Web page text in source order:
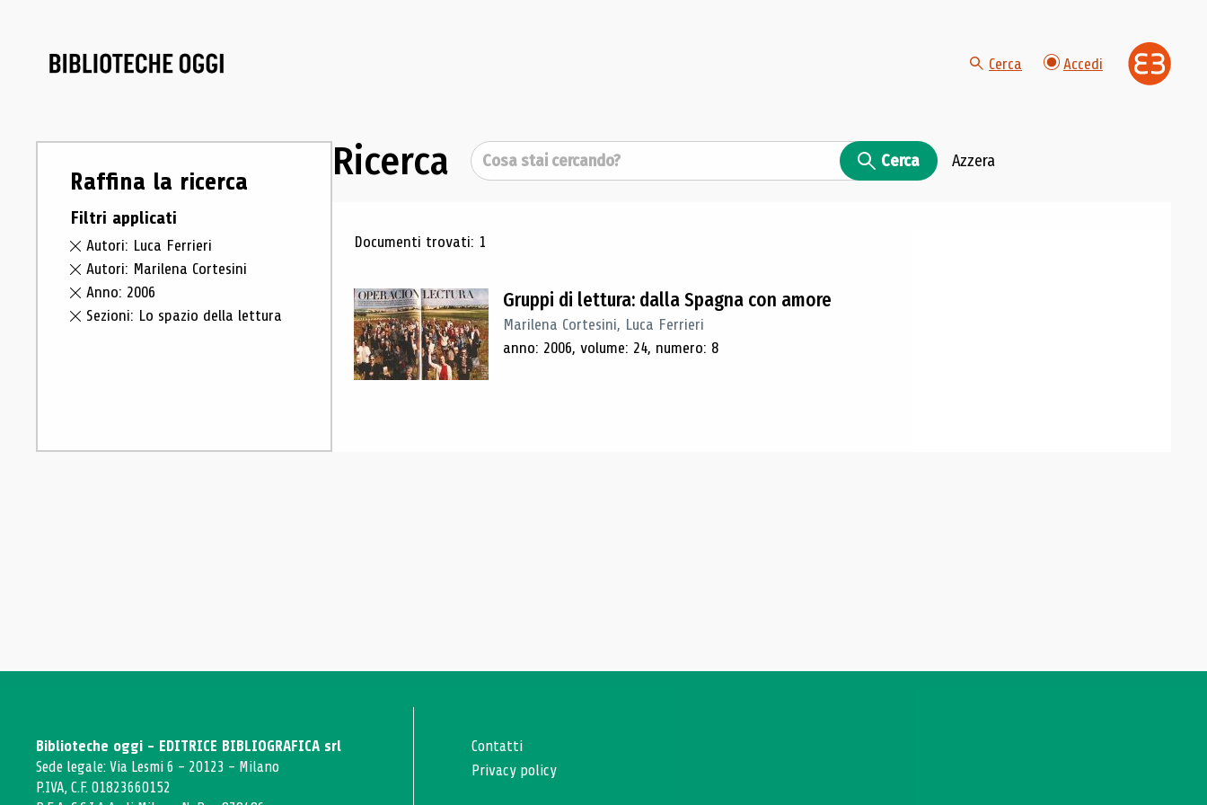
Cerca Accedi
Raffina la ricerca
Filtri applicati
Autori: Luca Ferrieri
Autori: Marilena Cortesini
Anno: 2006
Sezioni: Lo spazio della lettura
Ricerca Cerca Cerca Azzera
Risultati di ricerca
Documenti trovati: 1
Gruppi di lettura: dalla Spagna con amore
Marilena Cortesini, Luca Ferrieri
anno: 2006, volume: 24, numero: 8
Biblioteche oggi - EDITRICE BIBLIOGRAFICA srl
Sede legale: Via Lesmi 6 - 20123 - Milano
P.IVA, C.F. 01823660152
Contatti
Privacy policy